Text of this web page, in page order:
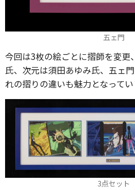
五ェ門
今回は3枚の絵ごとに摺師を変更
氏、次元は須田あゆみ氏、五ェ
れの摺りの違いも魅力となってい
3点セット